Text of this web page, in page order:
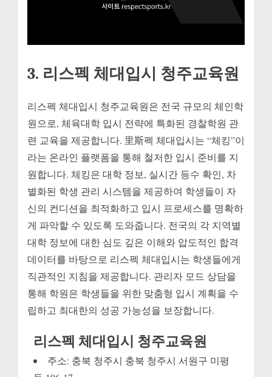
3. 리스펙 체대입시 청주교육원
리스펙 체대입시 청주교육원은 전국 규모의 체인학
원으로, 체육대학 입시 전략에 특화된 경찰학원 관
련 교육을 제공합니다. 里斯펙 체대입시는 “체킹”이
라는 온라인 플랫폼을 통해 철저한 입시 준비를 지
원합니다. 체킹은 대학 정보, 실시간 등수 확인, 차
별화된 학생 관리 시스템을 제공하여 학생들이 자
신의 컨디션을 최적화하고 입시 프로세스를 명확하
게 파악할 수 있도록 도와줍니다. 전국의 각 지역별
대학 정보에 대한 심도 깊은 이해와 압도적인 합격
데이터를 바탕으로 리스펙 체대입시는 학생들에게
직관적인 지침을 제공합니다. 관리자 모드 상담을
통해 학원은 학생들을 위한 맞춤형 입시 계획을 수
립하고 최대한의 성공 가능성을 보장합니다.
리스펙 체대입시 청주교육원
주소: 충북 청주시 충북 청주시 서원구 미평